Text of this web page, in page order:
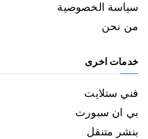
سياسة الخصوصية
من نحن
خدمات اخرى
فني ستلايت
بي ان سبورت
بنشر متنقل